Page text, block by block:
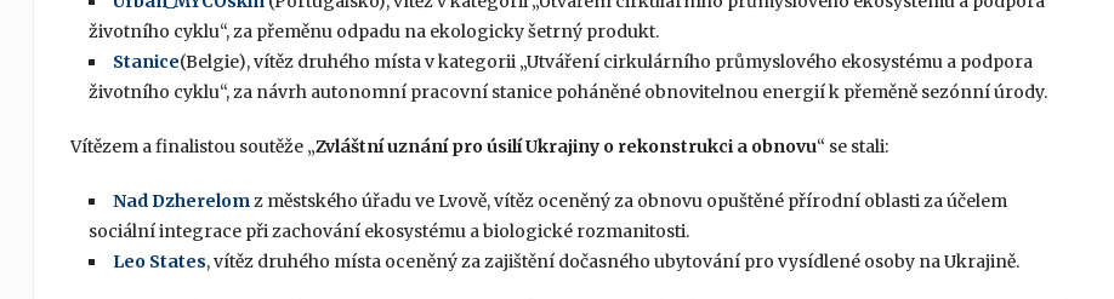
životního cyklu“, za přeměnu odpadu na ekologicky šetrný produkt.
Stanice(Belgie), vítěz druhého místa v kategorii „Utváření cirkulárního průmyslového ekosystému a podpora
životního cyklu“, za návrh autonomní pracovní stanice poháněné obnovitelnou energií k přeměně sezónní úrody.
Vítězem a finalistou soutěže „Zvláštní uznání pro úsilí Ukrajiny o rekonstrukci a obnovu“ se stali:
Nad Dzherelomz městského úřadu ve Lvově, vítěz oceněný za obnovu opuštěné přírodní oblasti za účelem
sociální integrace při zachování ekosystému a biologické rozmanitosti.
Leo States, vítěz druhého místa oceněný za zajištění dočasného ubytování pro vysídlené osoby na Ukrajině.